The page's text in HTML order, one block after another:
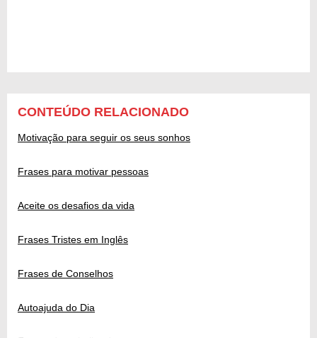
CONTEÚDO RELACIONADO
Motivação para seguir os seus sonhos
Frases para motivar pessoas
Aceite os desafios da vida
Frases Tristes em Inglês
Frases de Conselhos
Autoajuda do Dia